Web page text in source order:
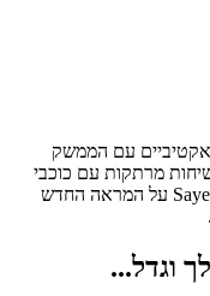
עם הממשק
מרתקות עם כוכבי
המשנה שלכם כמו שלא היה מעולם! תודה ל-Saye על המראה החדש